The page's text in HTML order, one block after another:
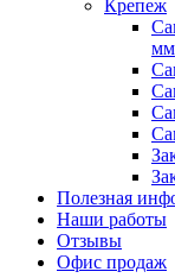
Крепеж
мм
Полезная
Наши работы
Отзывы
Офис продаж